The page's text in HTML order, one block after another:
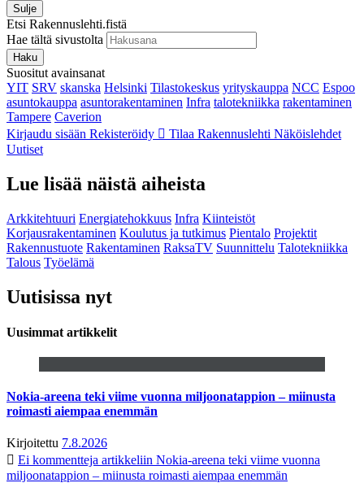
Sulje
Etsi Rakennuslehti.fistä
Hae tältä sivustolta
Haku
Suositut avainsanat
YIT SRV skanska Helsinki Tilastokeskus yrityskauppa NCC Espoo
asuntokauppa asuntorakentaminen Infra talotekniikka rakentaminen
Tampere Caverion
Kirjaudu sisään Rekisteröidy Tilaa Rakennuslehti Näköislehdet
Uutiset
Lue lisää näistä aiheista
Arkkitehtuuri Energiatehokkuus Infra Kiinteistöt
Korjausrakentaminen Koulutus ja tutkimus Pientalo Projektit
Rakennustuote Rakentaminen RaksaTV Suunnittelu Talotekniikka
Talous Työelämä
Uutisissa nyt
Uusimmat artikkelit
Nokia-areena teki viime vuonna miljoonatappion – miinusta
roimasti aiempaa enemmän
Kirjoitettu 7.8.2026
Ei kommentteja artikkeliin Nokia-areena teki viime vuonna
miljoonatappion – miinusta roimasti aiempaa enemmän